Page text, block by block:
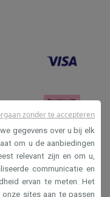
gegevens over u bij elk
om u de aanbiedingen
relevant zijn en om u,
communicatie en
ervan te meten. Het
sites aan te passen
zonder te accepteren